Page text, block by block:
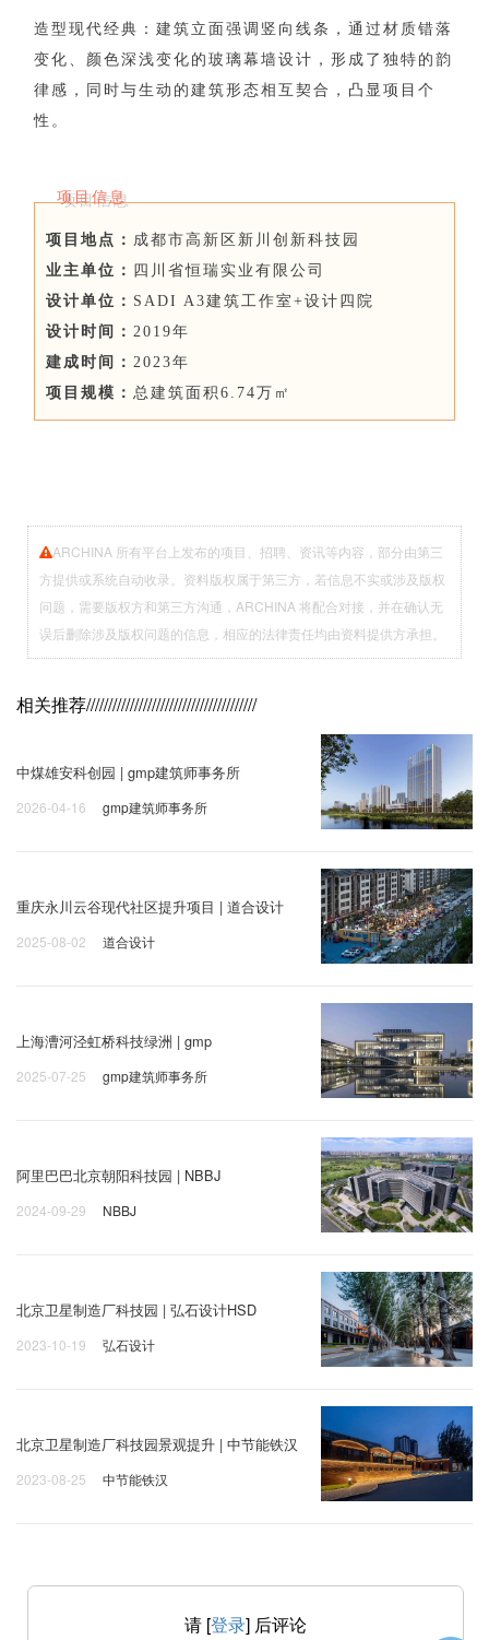
造型现代经典：建筑立面强调竖向线条，通过材质错落
变化、颜色深浅变化的玻璃幕墙设计，形成了独特的韵
律感，同时与生动的建筑形态相互契合，凸显项目个
性。
项目信息
项目地点： 成都市高新区新川创新科技园
业主单位： 四川省恒瑞实业有限公司
设计单位： SADI A3建筑工作室+设计四院
设计时间： 2019年
建成时间： 2023年
项目规模： 总建筑面积6.74万㎡
ARCHINA 所有平台上发布的项目、招聘、资讯等内容，部分由第三
方提供或系统自动收录。资料版权属于第三方，若信息不实或涉及版权
问题，需要版权方和第三方沟通，ARCHINA 将配合对接，并在确认无
误后删除涉及版权问题的信息，相应的法律责任均由资料提供方承担。
相关推荐///////////////////////////////////////
中煤雄安科创园 | gmp建筑师事务所
2026-04-16 gmp建筑师事务所
重庆永川云谷现代社区提升项目 | 道合设计
2025-08-02 道合设计
上海漕河泾虹桥科技绿洲 | gmp
2025-07-25 gmp建筑师事务所
阿里巴巴北京朝阳科技园 | NBBJ
2024-09-29 NBBJ
北京卫星制造厂科技园 | 弘石设计HSD
2023-10-19 弘石设计
北京卫星制造厂科技园景观提升 | 中节能铁汉
2023-08-25 中节能铁汉
请 [登录] 后评论